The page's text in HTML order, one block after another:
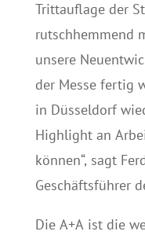
Trittauflage der
rutschhemmend
unsere
der Messe fertig
in Düsseldorf
Highlight an
können“, sagt
Geschäftsführer
Die A+A ist die